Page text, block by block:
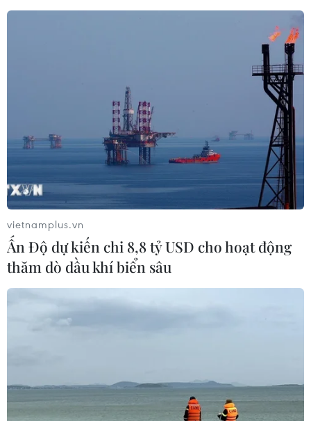
vietnamplus.vn
Ấn Độ dự kiến chi 8,8 tỷ USD cho hoạt động
thăm dò dầu khí biển sâu